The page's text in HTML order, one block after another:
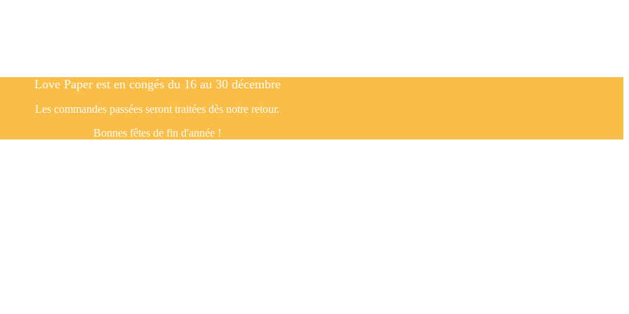
Love Paper est en congés du 16 au 30 décembre
Les commandes passées seront traitées dès notre retour.
Bonnes fêtes de fin d'année !